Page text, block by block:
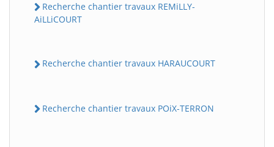
Recherche chantier travaux REMiLLY-
AiLLiCOURT
Recherche chantier travaux HARAUCOURT
Recherche chantier travaux POiX-TERRON